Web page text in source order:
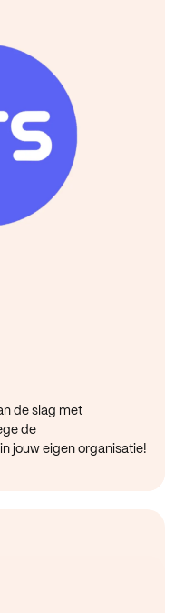
de slag met
de
jouw eigen organisatie!